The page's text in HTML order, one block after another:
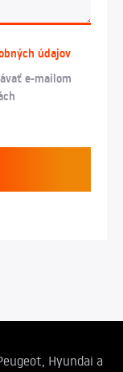
údajov
e-mailom
Hyundai a